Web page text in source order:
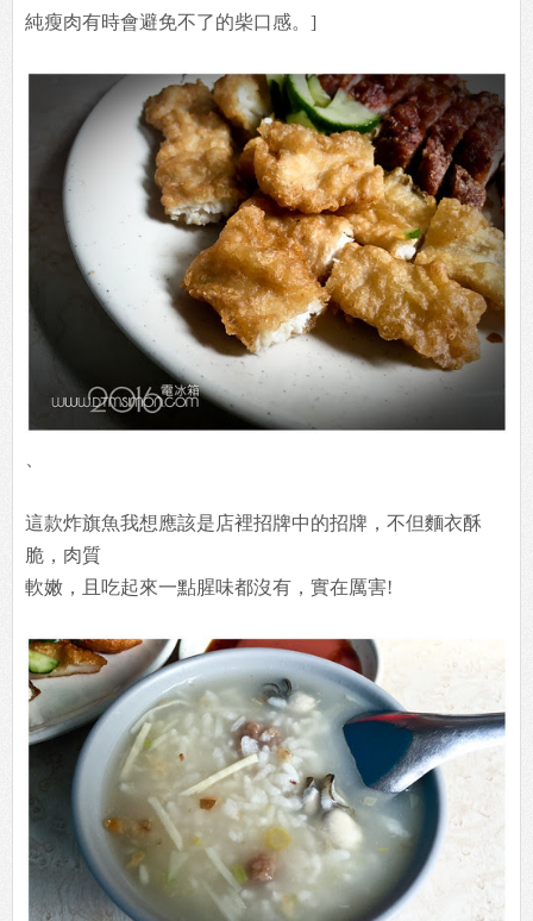
純瘦肉有時會避免不了的柴口感。]
這款炸旗魚我想應該是店裡招牌中的招牌，不但麵衣酥
脆，肉質
軟嫩，且吃起來一點腥味都沒有，實在厲害!